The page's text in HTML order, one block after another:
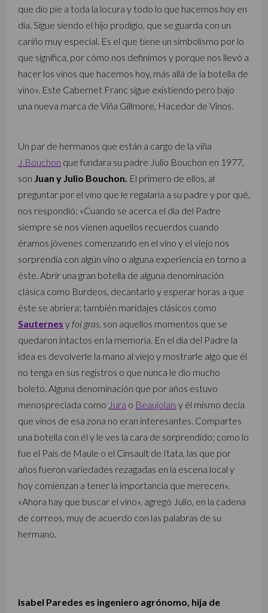
que dio pie a toda la locura y todo lo que hacemos hoy en
día. Sigue siendo el hijo prodigio, que se guarda con un
cariño muy especial. Es el que tiene un simbolismo por lo
que significa, por cómo nos definimos y porque nos llevó a
hacer los vinos que hacemos hoy, más allá de la botella de
vino». Este Cabernet Franc sigue existiendo pero bajo
una nueva marca de Viña Gillmore, Hacedor de Vinos.
Un par de hermanos que están a cargo de la viña
J.Bouchon que fundara su padre Julio Bouchon en 1977,
son Juan y Julio Bouchon. El primero de ellos, al
preguntar por el vino que le regalaría a su padre y por qué,
nos respondió: «Cuando se acerca el día del Padre
siempre se nos vienen aquellos recuerdos cuando
éramos jóvenes comenzando en el vino y el viejo nos
sorprendía con algún vino o alguna experiencia en torno a
éste. Abrir una gran botella de alguna denominación
clásica como Burdeos, decantarlo y esperar horas a que
éste se abriera; también maridajes clásicos como
Sauternes yfoi gras , son aquellos momentos que se
quedaron intactos en la memoria. En el día del Padre la
idea es devolverle la mano al viejo y mostrarle algo que él
no tenga en sus registros o que nunca le dio mucho
boleto. Alguna denominación que por años estuvo
menospreciada como Jura o Beaujolais y él mismo decía
que vinos de esa zona no eran interesantes. Compartes
una botella con él y le ves la cara de sorprendido; como lo
fue el País de Maule o el Cinsault de Itata, las que por
años fueron variedades rezagadas en la escena local y
hoy comienzan a tener la importancia que merecen».
«Ahora hay que buscar el vino», agregó Julio, en la cadena
de correos, muy de acuerdo con las palabras de su
hermano.
Isabel Paredes es ingeniero agrónomo, hija de